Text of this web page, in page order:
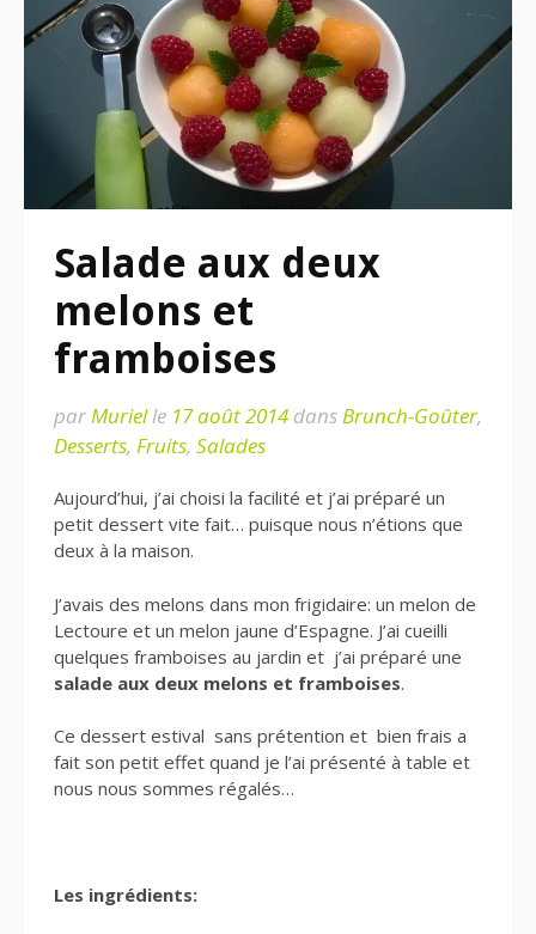
Salade aux deux
melons et
framboises
parMurielle 17 août 2014 dansBrunch-Goûter,
Desserts, Fruits, Salades
Aujourd’hui, j’ai choisi la facilité et j’ai préparé un
petit dessert vite fait… puisque nous n’étions que
deux à la maison.
J’avais des melons dans mon frigidaire: un melon de
Lectoure et un melon jaune d’Espagne. J’ai cueilli
quelques framboises au jardin et j’ai préparé une
salade aux deux melons et framboises.
Ce dessert estival sans prétention et bien frais a
fait son petit effet quand je l’ai présenté à table et
nous nous sommes régalés…
Les ingrédients: